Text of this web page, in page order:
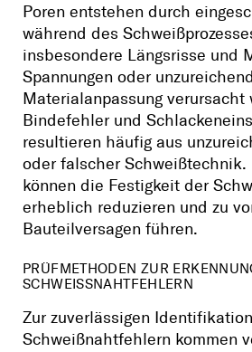
Poren entstehen durch
während des
insbesondere Längsrisse und
Spannungen oder
Materialanpassung verursacht
Bindefehler und
resultieren häufig aus
oder falscher Schweißtechnik.
können die Festigkeit der
erheblich reduzieren und zu
Bauteilversagen führen.
PRÜFMETHODEN ZUR
SCHWEISSNAHTFEHLERN
Zur zuverlässigen
Schweißnahtfehlern kommen